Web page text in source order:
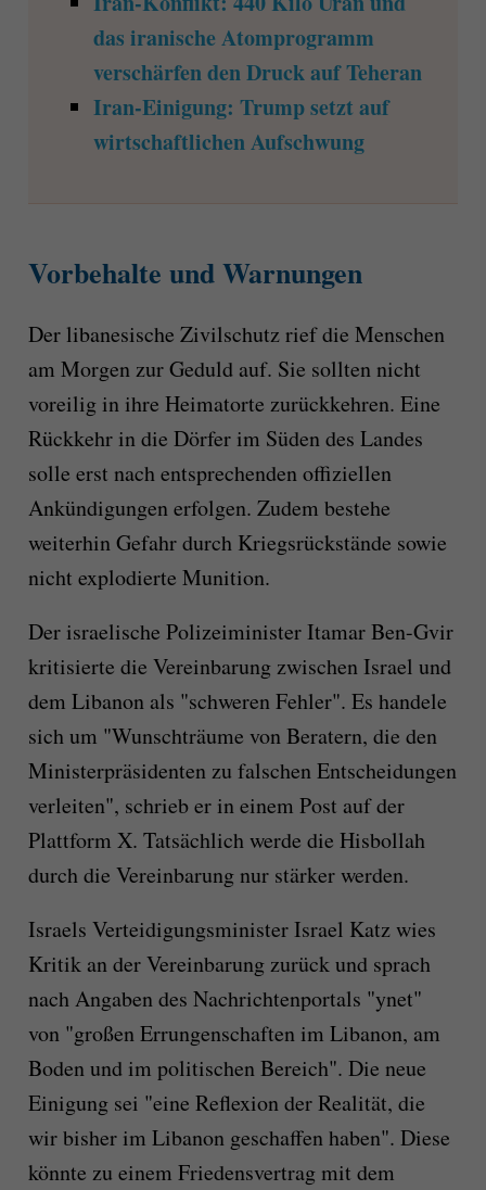
das iranische Atomprogramm
verschärfen den Druck auf Teheran
Iran-Einigung: Trump setzt auf
wirtschaftlichen Aufschwung
Vorbehalte und Warnungen
Der libanesische Zivilschutz rief die Menschen
am Morgen zur Geduld auf. Sie sollten nicht
voreilig in ihre Heimatorte zurückkehren. Eine
Rückkehr in die Dörfer im Süden des Landes
solle erst nach entsprechenden offiziellen
Ankündigungen erfolgen. Zudem bestehe
weiterhin Gefahr durch Kriegsrückstände sowie
nicht explodierte Munition.
Der israelische Polizeiminister Itamar Ben-Gvir
kritisierte die Vereinbarung zwischen Israel und
dem Libanon als "schweren Fehler". Es handele
sich um "Wunschträume von Beratern, die den
Ministerpräsidenten zu falschen Entscheidungen
verleiten", schrieb er in einem Post auf der
Plattform X. Tatsächlich werde die Hisbollah
durch die Vereinbarung nur stärker werden.
Israels Verteidigungsminister Israel Katz wies
Kritik an der Vereinbarung zurück und sprach
nach Angaben des Nachrichtenportals "ynet"
von "großen Errungenschaften im Libanon, am
Boden und im politischen Bereich". Die neue
Einigung sei "eine Reflexion der Realität, die
wir bisher im Libanon geschaffen haben". Diese
könnte zu einem Friedensvertrag mit dem